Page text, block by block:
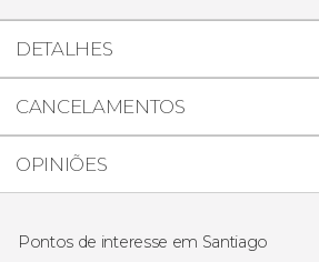
DETALHES
CANCELAMENTOS
OPINIÕES
Pontos de interesse em Santiago